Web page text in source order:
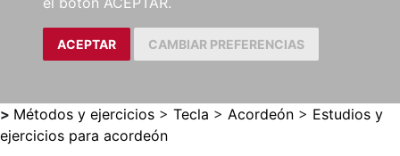
ACEPTAR CAMBIAR PREFERENCIAS
> Métodos y ejercicios > Tecla > Acordeón > Estudios y
ejercicios para acordeón